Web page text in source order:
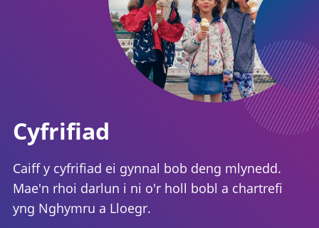
Cyfrifiad
Caiff y cyfrifiad ei gynnal bob deng mlynedd.
Mae'n rhoi darlun i ni o'r holl bobl a chartrefi
yng Nghymru a Lloegr.